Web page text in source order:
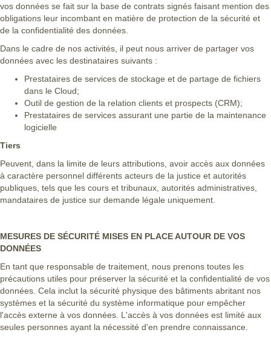
vos données se fait sur la base de contrats signés faisant mention des
obligations leur incombant en matière de protection de la sécurité et
de la confidentialité des données.
Dans le cadre de nos activités, il peut nous arriver de partager vos
données avec les destinataires suivants :
Prestataires de services de stockage et de partage de fichiers
dans le Cloud;
Outil de gestion de la relation clients et prospects (CRM);
Prestataires de services assurant une partie de la maintenance
logicielle
Tiers
Peuvent, dans la limite de leurs attributions, avoir accès aux données
à caractère personnel différents acteurs de la justice et autorités
publiques, tels que les cours et tribunaux, autorités administratives,
mandataires de justice sur demande légale uniquement.
MESURES DE SÉCURITÉ MISES EN PLACE AUTOUR DE VOS
DONNÉES
En tant que responsable de traitement, nous prenons toutes les
précautions utiles pour préserver la sécurité et la confidentialité de vos
données. Cela inclut la sécurité physique des bâtiments abritant nos
systèmes et la sécurité du système informatique pour empêcher
l'accès externe à vos données. L'accès à vos données est limité aux
seules personnes ayant la nécessité d'en prendre connaissance.